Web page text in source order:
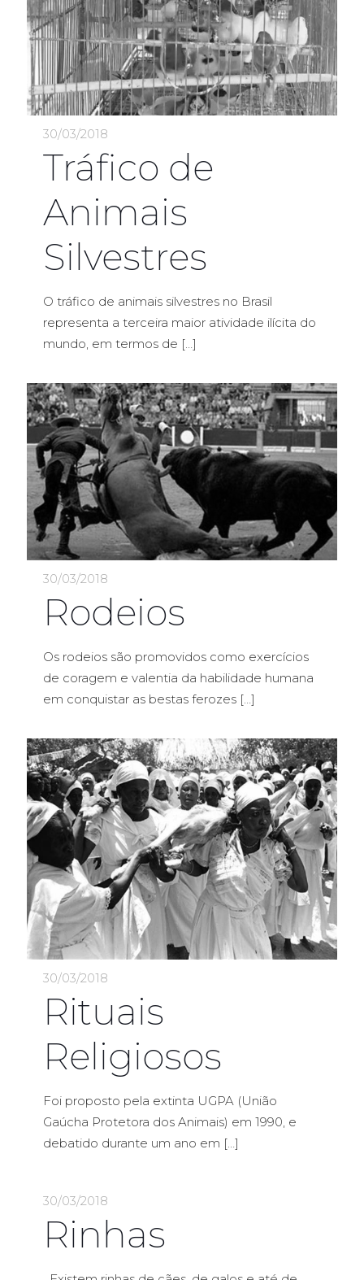
30/03/2018
Tráfico de
Animais
Silvestres
O tráfico de animais silvestres no Brasil
representa a terceira maior atividade ilícita do
mundo, em termos de […]
30/03/2018
Rodeios
Os rodeios são promovidos como exercícios
de coragem e valentia da habilidade humana
em conquistar as bestas ferozes […]
30/03/2018
Rituais
Religiosos
Foi proposto pela extinta UGPA (União
Gaúcha Protetora dos Animais) em 1990, e
debatido durante um ano em […]
30/03/2018
Rinhas